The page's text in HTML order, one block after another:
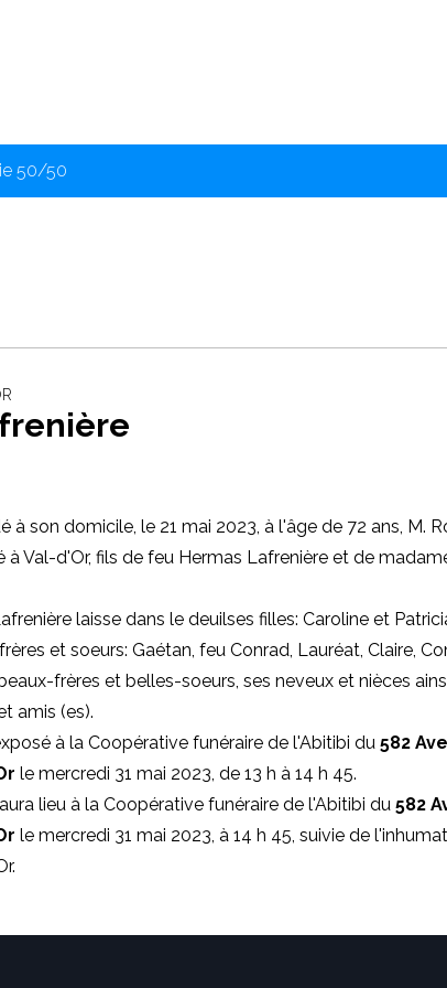
50/50
à son domicile, le 21 mai 2023, à l'âge de 72 ans, M.
à Val-d'Or, fils de feu Hermas Lafrenière et de
laisse dans le deuilses filles: Caroline et
et soeurs: Gaétan, feu Conrad, Lauréat, Claire,
frères et belles-soeurs, ses neveux et nièces
amis (es).
à la Coopérative funéraire de l'Abitibi du 582
le mercredi 31 mai 2023, de 13 h à 14 h 45.
lieu à la Coopérative funéraire de l'Abitibi du 582
le mercredi 31 mai 2023, à 14 h 45, suivie de